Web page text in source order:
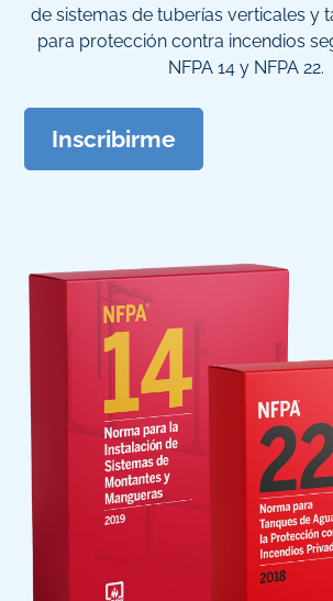
de sistemas de tuberías verticales y
para protección contra incendios
NFPA 14 y NFPA 22.
Inscribirme